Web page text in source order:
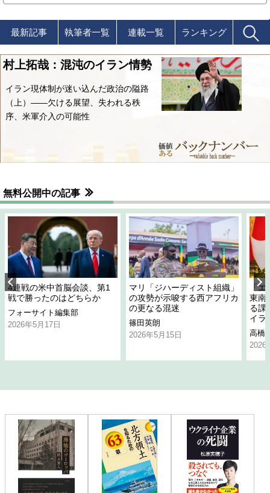
最新記事 執筆者一覧 連載一覧 ランキング
村上拓哉：混沌のイラン情勢
イラン現体制が迷い込んだ政治の隘路
（上）――欠ける展望、失われる秩
序、米軍介入の可能性
無料公開中の記事
4連戦の米中首脳会談、第1
戦で勝ったのはどちらか
フォーサイト編集部
2026年5月17日
マリ「ジハーディスト組織」
の攻勢が示唆する西アフリカ
の更なる混迷
篠田英朗
2026年5月15日
「
東南
る課
イラ
高橋
2026